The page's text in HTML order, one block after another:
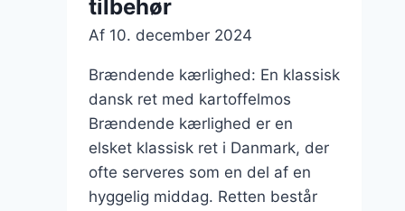
tilbehør
Af 10. december 2024
Brændende kærlighed: En klassisk
dansk ret med kartoffelmos
Brændende kærlighed er en
elsket klassisk ret i Danmark, der
ofte serveres som en del af en
hyggelig middag. Retten består